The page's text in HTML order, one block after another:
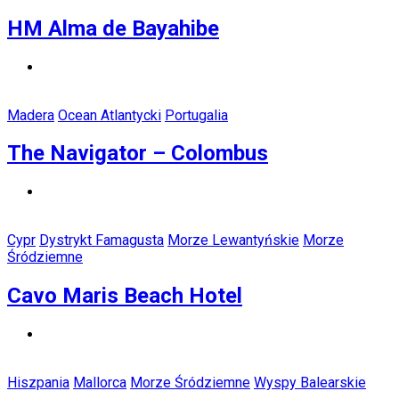
HM Alma de Bayahibe
Madera Ocean Atlantycki Portugalia
The Navigator – Colombus
Cypr Dystrykt Famagusta Morze Lewantyńskie Morze
Śródziemne
Cavo Maris Beach Hotel
Hiszpania Mallorca Morze Śródziemne Wyspy Balearskie